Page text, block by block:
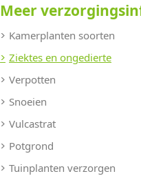
Meer
Kamerplanten soorten
Ziektes en ongedierte
Verpotten
Snoeien
Vulcastrat
Potgrond
Tuinplanten verzorgen